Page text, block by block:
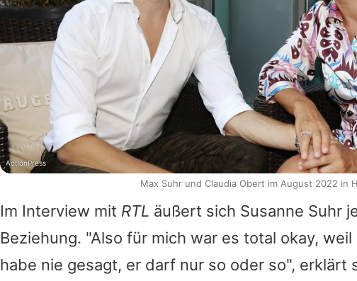
Im Interview mit RTL äußert sich Susanne Suhr
Beziehung. "Also für mich war es total okay,
habe nie gesagt, er darf nur so oder so", erklärt
ActionPress
Max Suhr und Claudia Obert im August 2022 in